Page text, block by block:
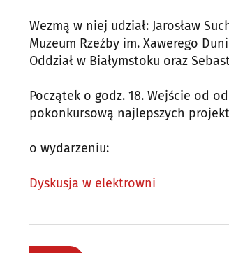
Wezmą w niej udział: Jarosław
Muzeum Rzeźby im. Xawerego
Oddział w Białymstoku oraz
Początek o godz. 18. Wejście od
pokonkursową najlepszych
o wydarzeniu:
Dyskusja w elektrowni